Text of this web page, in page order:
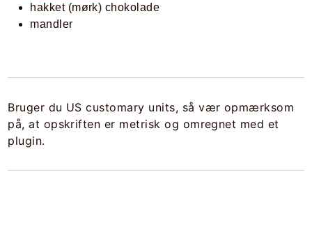
hakket (mørk) chokolade
mandler
Bruger du US customary units, så vær opmærksom
på, at opskriften er metrisk og omregnet med et
plugin.